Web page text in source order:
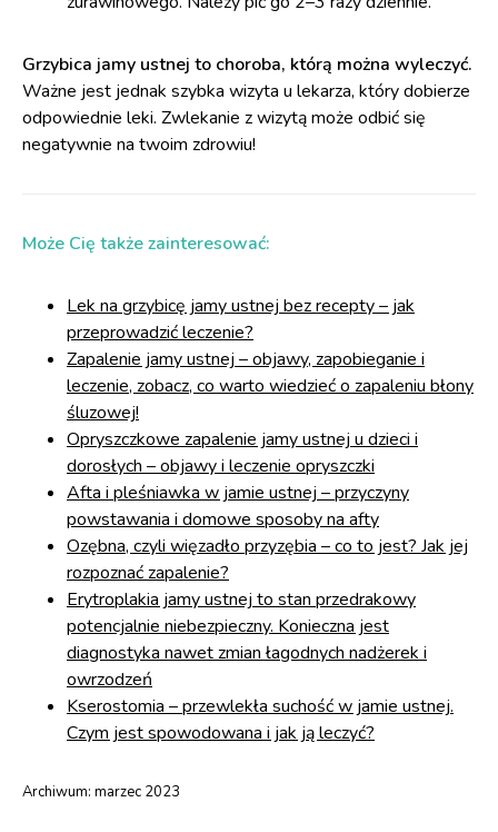
Grzybica jamy ustnej to choroba, którą można wyleczyć.
Ważne jest jednak szybka wizyta u lekarza, który dobierze
odpowiednie leki. Zwlekanie z wizytą może odbić się
negatywnie na twoim zdrowiu!
Może Cię także zainteresować:
Lek na grzybicę jamy ustnej bez recepty – jak
przeprowadzić leczenie?
Zapalenie jamy ustnej – objawy, zapobieganie i
leczenie, zobacz, co warto wiedzieć o zapaleniu błony
śluzowej!
Opryszczkowe zapalenie jamy ustnej u dzieci i
dorosłych – objawy i leczenie opryszczki
Afta i pleśniawka w jamie ustnej – przyczyny
powstawania i domowe sposoby na afty
Ozębna, czyli więzadło przyzębia – co to jest? Jak jej
rozpoznać zapalenie?
Erytroplakia jamy ustnej to stan przedrakowy
potencjalnie niebezpieczny. Konieczna jest
diagnostyka nawet zmian łagodnych nadżerek i
owrzodzeń
Kserostomia – przewlekła suchość w jamie ustnej.
Czym jest spowodowana i jak ją leczyć?
Archiwum: marzec 2023